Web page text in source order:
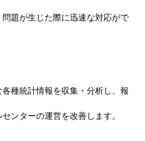
題が生じた際に迅速な対応がで
種統計情報を収集・分析し、報
ンターの運営を改善します。